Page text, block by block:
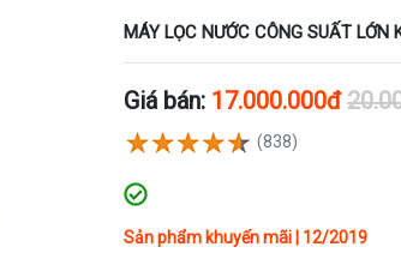
MÁY LỌC NƯỚC CÔNG SUẤT LỚN
Giá bán: 17.000.000đ
(838)
Sản phẩm khuyến mãi | 12/2019